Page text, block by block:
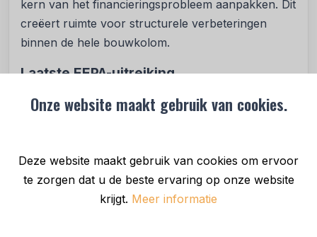
Onze website maakt gebruik van cookies.
Deze website maakt gebruik van cookies om ervoor
te zorgen dat u de beste ervaring op onze website
krijgt. Meer informatie
kern van het financieringsprobleem aanpakken. Dit
creëert ruimte voor structurele verbeteringen
binnen de hele bouwkolom.
Laatste EEPA-uitreiking
Met de Europese Awards voor
Ondernemerschapsbevordering erkent de
beloont de meest succesvolle initiatieven van
openbare instanties en publiek-private
samenwerkingsverbanden. Zij ondersteunen